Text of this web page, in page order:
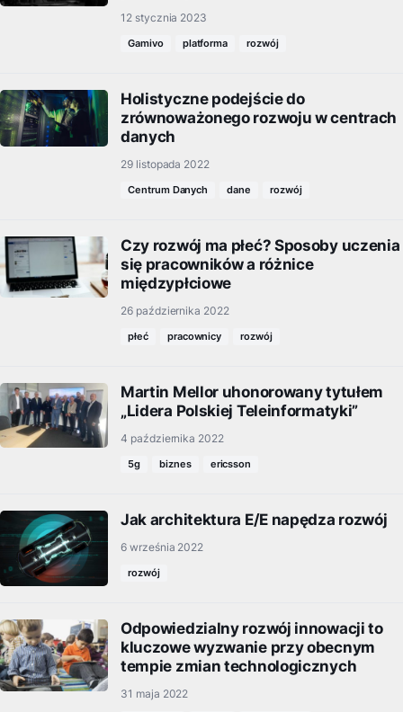
12 stycznia 2023
Gamivo platforma rozwój
Holistyczne podejście do
zrównoważonego rozwoju w centrach
danych
29 listopada 2022
Centrum Danych dane rozwój
Czy rozwój ma płeć? Sposoby uczenia
się pracowników a różnice
międzypłciowe
26 października 2022
płeć pracownicy rozwój
Martin Mellor uhonorowany tytułem
„Lidera Polskiej Teleinformatyki”
4 października 2022
5g biznes ericsson
Jak architektura E/E napędza rozwój
6 września 2022
rozwój
Odpowiedzialny rozwój innowacji to
kluczowe wyzwanie przy obecnym
tempie zmian technologicznych
31 maja 2022